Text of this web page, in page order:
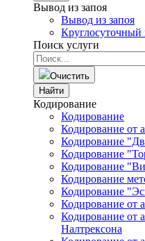
Вывод из запоя
Вывод из запоя
Круглосуточный
Поиск услуги
Очистить
Найти
Кодирование
Кодирование
Кодирование от
Кодирование
Кодирование
Кодирование
Кодирование
Кодирование
Кодирование от
Кодирование от
Налтрексона